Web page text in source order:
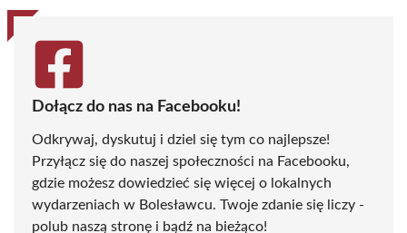
Dołącz do nas na Facebooku!
Odkrywaj, dyskutuj i dziel się tym co najlepsze!
Przyłącz się do naszej społeczności na Facebooku,
gdzie możesz dowiedzieć się więcej o lokalnych
wydarzeniach w Bolesławcu. Twoje zdanie się liczy -
polub naszą stronę i bądź na bieżąco!